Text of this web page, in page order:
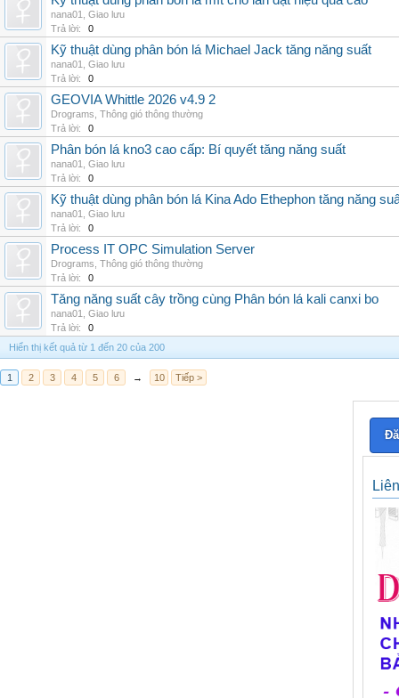
nana01
Giao lưu
Trả lời:
0
Kỹ thuật dùng phân bón lá Michael Jack tăng năng suất
nana01
Giao lưu
Trả lời:
0
GEOVIA Whittle 2026 v4.9 2
Drograms Thông gió thông thường
Trả lời:
0
Phân bón lá kno3 cao cấp: Bí quyết tăng năng suất
nana01
Giao lưu
Trả lời:
0
Kỹ thuật dùng phân bón lá Kina Ado Ethephon tăng năng
nana01
Giao lưu
Trả lời:
0
Process IT OPC Simulation Server
Drograms Thông gió thông thường
Trả lời:
0
Tăng năng suất cây trồng cùng Phân bón lá kali canxi bo
nana01
Giao lưu
Trả lời:
0
Hiển thị kết quả từ 1 đến 20 của 200
1 2 3 4 5 6 → 10 Tiếp >